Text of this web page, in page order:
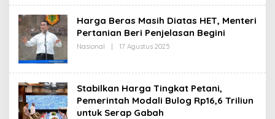
E
R
E
D
A
I
Harga Beras Masih Diatas HET, Menteri
Pertanian Beri Penjelasan Begini
Nasional 17 Agustus 2025
H
E
D
A
Stabilkan Harga Tingkat Petani,
Pemerintah Modali Bulog Rp16,6 Triliun
untuk Serap Gabah